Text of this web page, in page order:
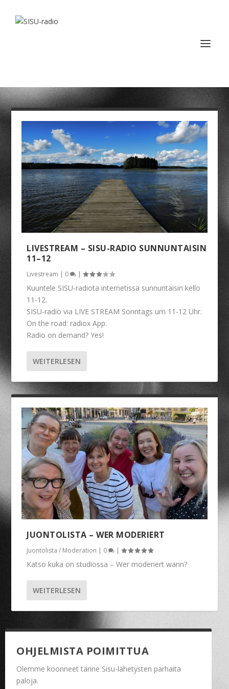
LIVESTREAM – SISU-RADIO SUNNUNTAISIN
11–12
Livestream | 0 |
Kuuntele SISU-radiota internetissä sunnuntaisin kello
11-12.
SISU-radio via LIVE STREAM Sonntags um 11-12 Uhr.
On the road: radiox App.
Radio on demand? Yes!
WEITERLESEN
JUONTOLISTA – WER MODERIERT
Juontolista / Moderation | 0 |
Katso kuka on studiossa – Wer moderiert wann?
WEITERLESEN
OHJELMISTA POIMITTUA
Olemme koonneet tänne Sisu-lähetysten parhaita
paloja.